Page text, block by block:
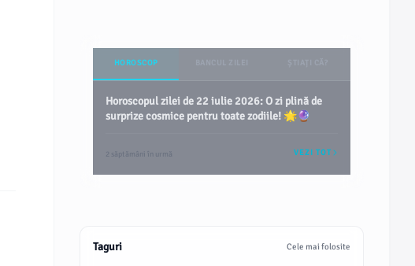
HOROSCOP
Horoscopul zilei de 22 iulie 2026: O zi plină de
surprize cosmice pentru toate zodiile! 🌟🔮
2 săptămâni în urmă VEZI TOT
Taguri Cele mai folosite